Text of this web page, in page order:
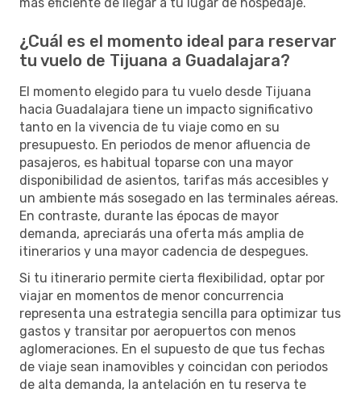
¿Cuál es el momento ideal para reservar
tu vuelo de Tijuana a Guadalajara?
El momento elegido para tu vuelo desde Tijuana
hacia Guadalajara tiene un impacto significativo
tanto en la vivencia de tu viaje como en su
presupuesto. En periodos de menor afluencia de
pasajeros, es habitual toparse con una mayor
disponibilidad de asientos, tarifas más accesibles y
un ambiente más sosegado en las terminales aéreas.
En contraste, durante las épocas de mayor
demanda, apreciarás una oferta más amplia de
itinerarios y una mayor cadencia de despegues.
Si tu itinerario permite cierta flexibilidad, optar por
viajar en momentos de menor concurrencia
representa una estrategia sencilla para optimizar tus
gastos y transitar por aeropuertos con menos
aglomeraciones. En el supuesto de que tus fechas
de viaje sean inamovibles y coincidan con periodos
de alta demanda, la antelación en tu reserva te